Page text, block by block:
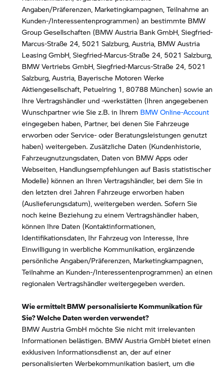
Angaben/Präferenzen, Marketingkampagnen, Teilnahme an
Kunden-/Interessentenprogrammen) an bestimmte BMW
Group Gesellschaften (BMW Austria Bank GmbH, Siegfried-
Marcus-Straße 24, 5021 Salzburg, Austria, BMW Austria
Leasing GmbH, Siegfried-Marcus-Straße 24, 5021 Salzburg,
BMW Vertriebs GmbH, Siegfried-Marcus-Straße 24, 5021
Salzburg, Austria, Bayerische Motoren Werke
Aktiengesellschaft, Petuelring 1, 80788 München) sowie an
Ihre Vertragshändler und -werkstätten (Ihren angegebenen
Wunschpartner wie Sie z.B. in Ihrem BMW Online-Account
eingegeben haben, Partner, bei denen Sie Fahrzeuge
erworben oder Service- oder Beratungsleistungen genutzt
haben) weitergeben. Zusätzliche Daten (Kundenhistorie,
Fahrzeugnutzungsdaten, Daten von BMW Apps oder
Webseiten, Handlungsempfehlungen auf Basis statistischer
Modelle) können an Ihren Vertragshändler, bei dem Sie in
den letzten drei Jahren Fahrzeuge erworben haben
(Auslieferungsdatum), weitergeben werden. Sofern Sie
noch keine Beziehung zu einem Vertragshändler haben,
können Ihre Daten (Kontaktinformationen,
Identifikationsdaten, Ihr Fahrzeug von Interesse, Ihre
Einwilligung in werbliche Kommunikation, ergänzende
persönliche Angaben/Präferenzen, Marketingkampagnen,
Teilnahme an Kunden-/Interessentenprogrammen) an einen
regionalen Vertragshändler weitergegeben werden.
Wie ermittelt BMW personalisierte Kommunikation für
Sie? Welche Daten werden verwendet?
BMW Austria GmbH möchte Sie nicht mit irrelevanten
Informationen belästigen. BMW Austria GmbH bietet einen
exklusiven Informationsdienst an, der auf einer
personalisierten Werbekommunikation basiert, um die